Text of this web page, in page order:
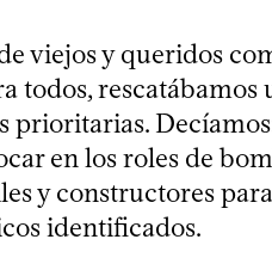
viejos y queridos
todos, rescatábamos
en los roles de
y constructores
identificados.